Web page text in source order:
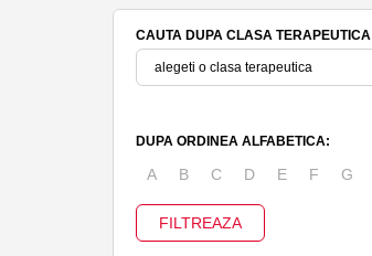
CAUTA DUPA CLASA TERAPEUTICA
DUPA ORDINEA ALFABETICA:
A B C D E F G